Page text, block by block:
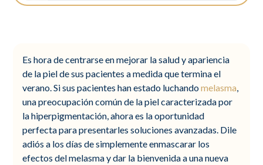
Es hora de centrarse en mejorar la salud y apariencia
de la piel de sus pacientes a medida que termina el
verano. Si sus pacientes han estado luchandomelasma,
una preocupación común de la piel caracterizada por
la hiperpigmentación, ahora es la oportunidad
perfecta para presentarles soluciones avanzadas. Dile
adiós a los días de simplemente enmascarar los
efectos del melasma y dar la bienvenida a una nueva